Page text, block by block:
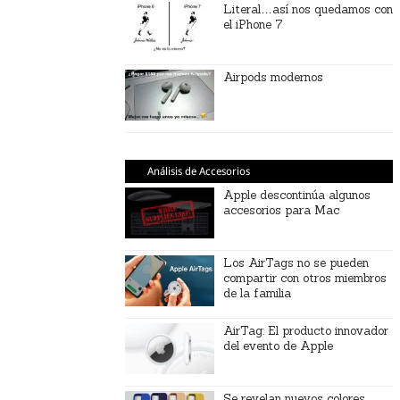
Literal…así nos quedamos con
el iPhone 7
Airpods modernos
Análisis de Accesorios
Apple descontinúa algunos
accesorios para Mac
Los AirTags no se pueden
compartir con otros miembros
de la familia
AirTag: El producto innovador
del evento de Apple